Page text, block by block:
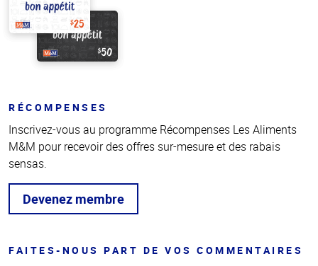
RÉCOMPENSES
Inscrivez-vous au programme Récompenses Les Aliments
M&M pour recevoir des offres sur-mesure et des rabais
sensas.
Devenez membre
FAITES-NOUS PART DE VOS COMMENTAIRES